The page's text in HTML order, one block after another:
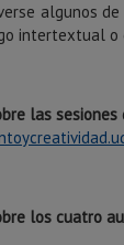
algunos
intertextual
las sesiones
los cuatro